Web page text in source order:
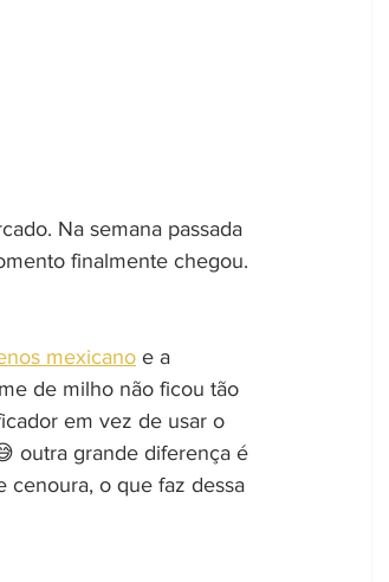
Na semana passada
finalmente chegou.
mexicano e a
de milho não ficou tão
em vez de usar o
outra grande diferença é
o que faz dessa